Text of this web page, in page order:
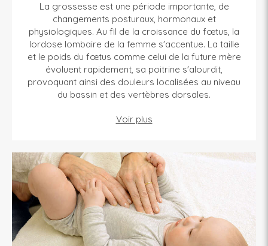
La grossesse est une période importante, de
changements posturaux, hormonaux et
physiologiques. Au fil de la croissance du fœtus, la
lordose lombaire de la femme s'accentue. La taille
et le poids du fœtus comme celui de la future mère
évoluent rapidement, sa poitrine s'alourdit,
provoquant ainsi des douleurs localisées au niveau
du bassin et des vertèbres dorsales.
Voir plus